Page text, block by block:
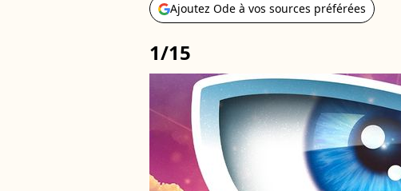
Ajoutez Ode à vos sources préférées
1/15